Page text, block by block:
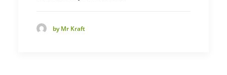
by Mr Kraft